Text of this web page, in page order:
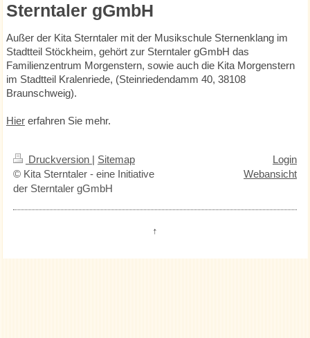
Sterntaler gGmbH
Außer der Kita Sterntaler mit der Musikschule Sternenklang im
Stadtteil Stöckheim, gehört zur Sterntaler gGmbH das
Familienzentrum Morgenstern, sowie auch die Kita Morgenstern
im Stadtteil Kralenriede, (Steinriedendamm 40, 38108
Braunschweig).
Hiererfahren Sie mehr.
Druckversion
Sitemap
© Kita Sterntaler - eine Initiative
der Sterntaler gGmbH
Login
Webansicht
↑